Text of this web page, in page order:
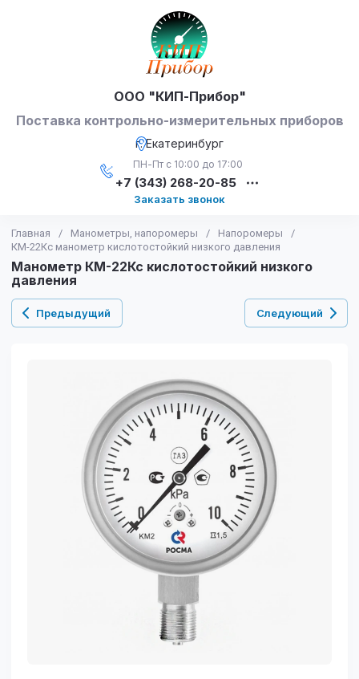
ООО "КИП-Прибор"
Поставка контрольно-измерительных приборов
г. Екатеринбург
ПН-Пт с 10:00 до 17:00
+7 (343) 268-20-85
Заказать звонок
Главная / Манометры, напоромеры / Напоромеры
/
КМ-22Кс манометр кислотостойкий низкого давления
Манометр КМ-22Кс кислотостойкий низкого
давления
Предыдущий Следующий